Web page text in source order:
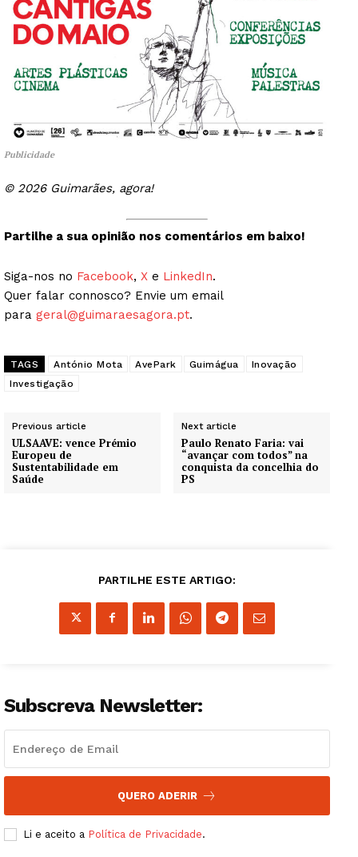
Publicidade
© 2026 Guimarães, agora!
Partilhe a sua opinião nos comentários em baixo!
Siga-nos no Facebook, X e LinkedIn.
Quer falar connosco? Envie um email
para geral@guimaraesagora.pt.
TAGS António Mota AvePark Guimágua
Inovação
Investigação
Previous article
ULSAAVE: vence Prémio
Europeu de
Sustentabilidade em
Saúde
Next article
Paulo Renato Faria: vai
“avançar com todos” na
conquista da concelhia do
PS
PARTILHE ESTE ARTIGO:
Subscreva Newsletter:
QUERO ADERIR
Li e aceito a Política de Privacidade.